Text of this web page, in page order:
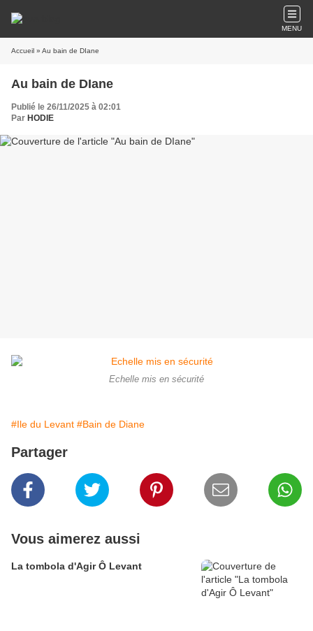
MENU
Accueil » Au bain de DIane
Au bain de DIane
Publié le 26/11/2025 à 02:01
Par HODIE
Echelle mis en sécurité
#Ile du Levant #Bain de Diane
Partager
Vous aimerez aussi
La tombola d'Agir Ô Levant